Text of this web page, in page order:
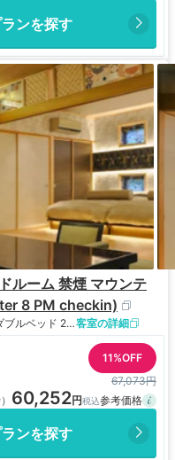
ンを探す
ルーム 禁煙 マウンテ
8 PM checkin)
シングル布団 3 組およびセミダブルベッド 2 台客室の詳細
11%OFF
67,073円
60,252
ンを探す